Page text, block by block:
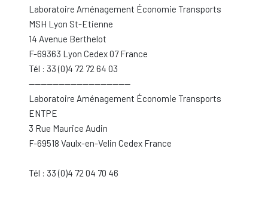
Laboratoire Aménagement Économie Transports
MSH Lyon St-Etienne
14 Avenue Berthelot
F-69363 Lyon Cedex 07 France
Tél : 33 (0)4 72 72 64 03
----------------------------------
Laboratoire Aménagement Économie Transports
ENTPE
3 Rue Maurice Audin
F-69518 Vaulx-en-Velin Cedex France
Tél : 33 (0)4 72 04 70 46